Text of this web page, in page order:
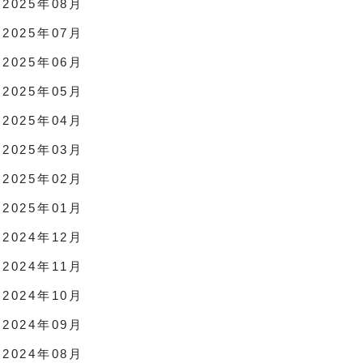
2025年08月
2025年07月
2025年06月
2025年05月
2025年04月
2025年03月
2025年02月
2025年01月
2024年12月
2024年11月
2024年10月
2024年09月
2024年08月